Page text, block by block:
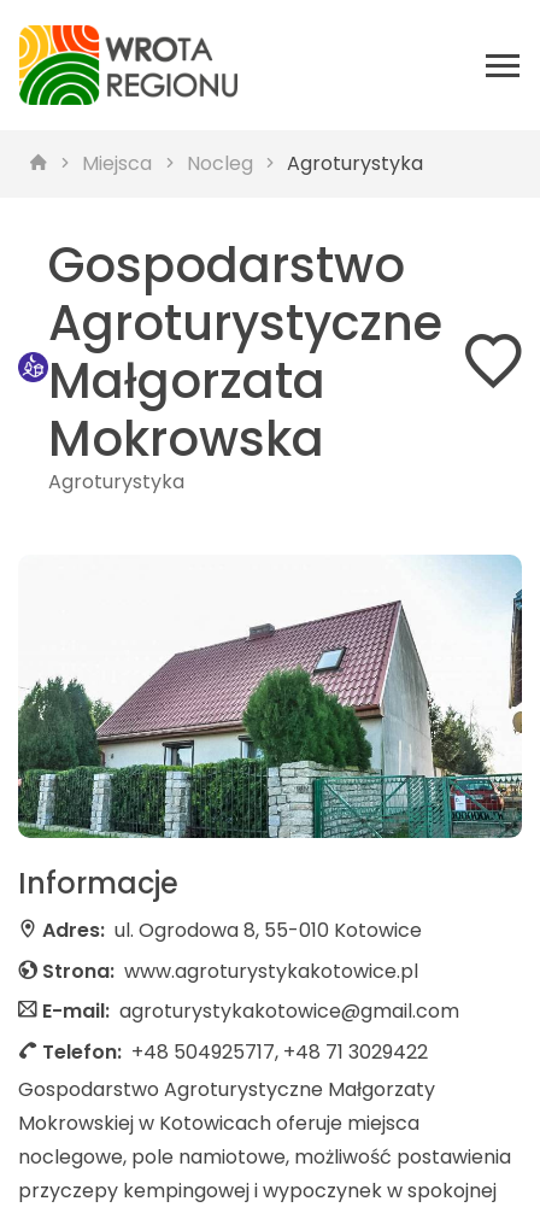
Miejsca Nocleg Agroturystyka
Gospodarstwo
Agroturystyczne
Małgorzata
Mokrowska
Agroturystyka
Informacje
Adres: ul. Ogrodowa 8, 55-010 Kotowice
Strona: www.agroturystykakotowice.pl
E-mail: agroturystykakotowice@gmail.com
Telefon: +48 504925717, +48 71 3029422
Gospodarstwo Agroturystyczne Małgorzaty
Mokrowskiej w Kotowicach oferuje miejsca
noclegowe, pole namiotowe, możliwość postawienia
przyczepy kempingowej i wypoczynek w spokojnej